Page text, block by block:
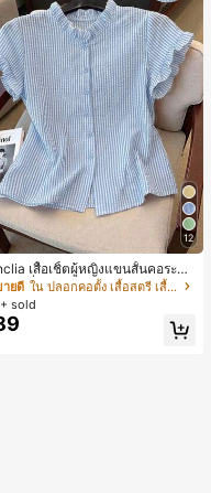
12
เสื้อเชิ้ตผู้หญิงแขนสั้นคอระบา
ดุมเดี่ยวลายทาง
ยดี
ใน ปลอกคอตั้ง เสื้อสตรี เสื้อเบลาส์ & Tee
sold